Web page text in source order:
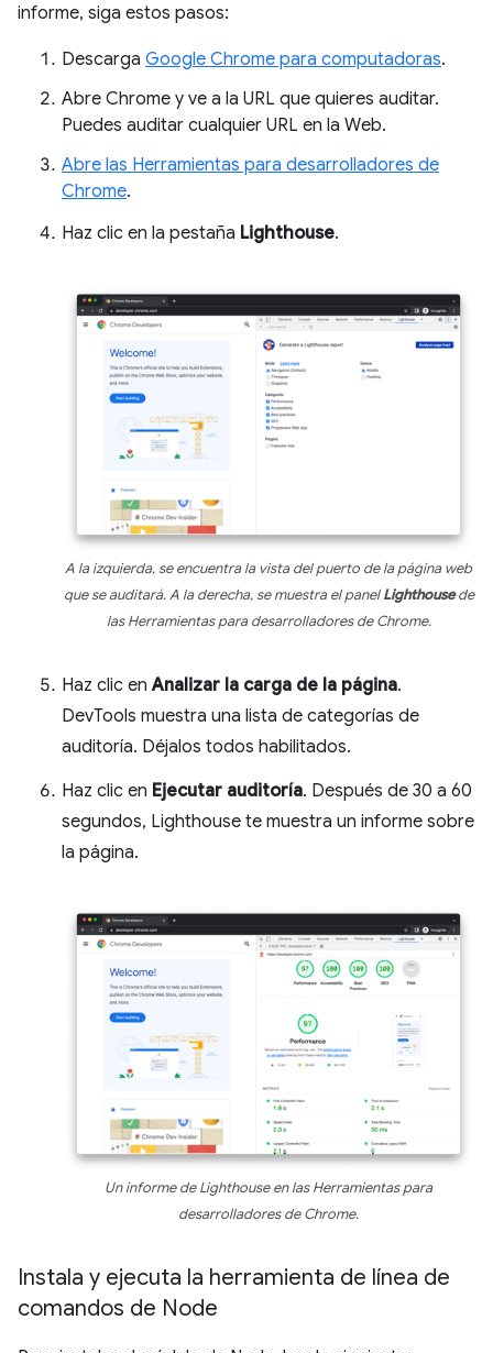
informe, siga estos pasos:
Descarga Google Chrome para computadoras.
Abre Chrome y ve a la URL que quieres auditar.
Puedes auditar cualquier URL en la Web.
Abre las Herramientas para desarrolladores de
Chrome.
Haz clic en la pestaña Lighthouse.
A la izquierda, se encuentra la vista del puerto de la página web
que se auditará. A la derecha, se muestra el panelLighthousede
las Herramientas para desarrolladores de Chrome.
Haz clic enAnalizar la carga de la página.
DevTools muestra una lista de categorías de
auditoría. Déjalos todos habilitados.
Haz clic en Ejecutar auditoría. Después de 30 a 60
segundos, Lighthouse te muestra un informe sobre
la página.
Un informe de Lighthouse en las Herramientas para
desarrolladores de Chrome.
Instala y ejecuta la herramienta de línea de
comandos de Node